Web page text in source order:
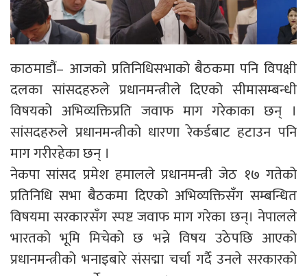
काठमाडौं– आजको प्रतिनिधिसभाको बैठकमा पनि विपक्षी
दलका सांसदहरुले प्रधानमन्त्रीले दिएको सीमासम्बन्धी
विषयको अभिव्यक्तिप्रति जवाफ माग गरेकाका छन् ।
सांसदहरुले प्रधानमन्त्रीको धारणा रेकर्डबाट हटाउन पनि
माग गरीरहेका छन् ।
नेकपा सांसद प्रमेश हमालले प्रधानमन्त्री जेठ १७ गतेको
प्रतिनिधि सभा बैठकमा दिएको अभिव्यक्तिसँग सम्बन्धित
विषयमा सरकारसँग स्पष्ट जवाफ माग गरेका छन्। नेपालले
भारतको भूमि मिचेको छ भन्ने विषय उठेपछि आएको
प्रधानमन्त्रीको भनाइबारे संसद्मा चर्चा गर्दै उनले सरकारको